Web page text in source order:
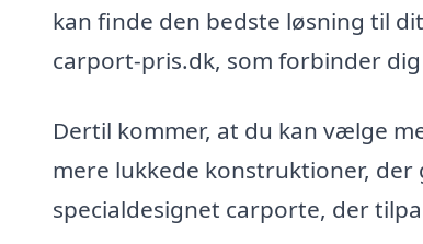
kan finde den bedste løsning til
carport-pris.dk, som forbinder
Dertil kommer, at du kan vælge
mere lukkede konstruktioner,
specialdesignet carporte, der